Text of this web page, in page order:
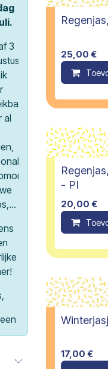
3
al
25,00 €
- PI
20,00 €
17,00 €